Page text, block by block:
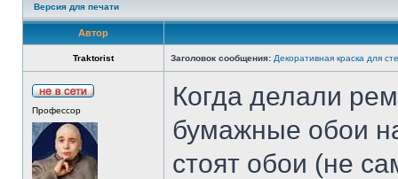
Версия для печати
Автор
Traktorist Заголовок сообщения: Декоративная краска для
Профессор
Когда делали
бумажные обои
стоят обои (не